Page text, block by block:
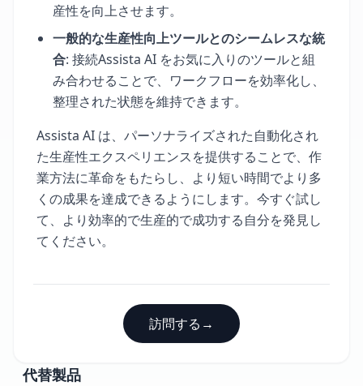
産性を向上させます。
一般的な生産性向上ツールとのシームレスな統
合: 接続Assista AI をお気に入りのツールと組
み合わせることで、ワークフローを効率化し、
整理された状態を維持できます。
Assista AI は、パーソナライズされた自動化され
た生産性エクスペリエンスを提供することで、作
業方法に革命をもたらし、より短い時間でより多
くの成果を達成できるようにします。今すぐ試し
て、より効率的で生産的で成功する自分を発見し
てください。
訪問する →
代替製品